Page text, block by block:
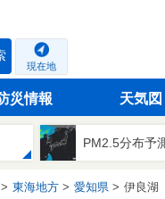
現在地
災情報 天気図
PM2.5分布予
東海地方 愛知県 伊良湖